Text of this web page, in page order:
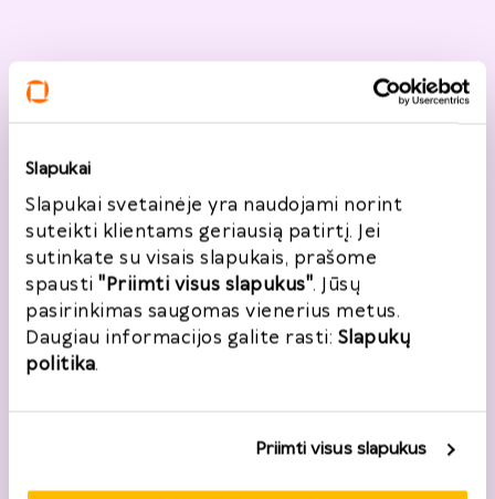
Slapukai
Slapukai svetainėje yra naudojami norint
suteikti klientams geriausią patirtį. Jei
sutinkate su visais slapukais, prašome
spausti "Priimti visus slapukus". Jūsų
pasirinkimas saugomas vienerius metus.
Daugiau informacijos galite rasti: Slapukų
politika.
Priimti visus slapukus